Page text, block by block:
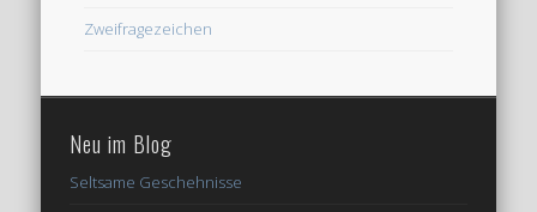
Zweifragezeichen
Neu im Blog
Seltsame Geschehnisse